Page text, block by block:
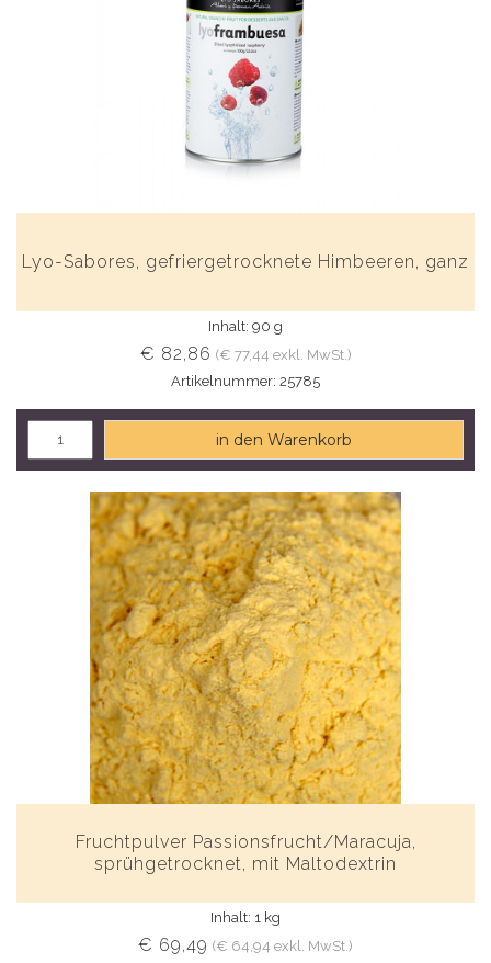
Lyo-Sabores, gefriergetrocknete Himbeeren, ganz
Inhalt: 90 g
€ 82,86 (€ 77,44 exkl. MwSt.)
Artikelnummer: 25785
in den Warenkorb
Fruchtpulver Passionsfrucht/Maracuja,
sprühgetrocknet, mit Maltodextrin
Inhalt: 1 kg
€ 69,49 (€ 64,94 exkl. MwSt.)